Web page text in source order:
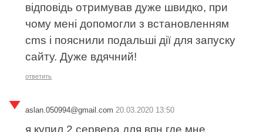
відповідь отримував дуже швидко, при
чому мені допомогли з встановленням
cms і пояснили подальші дії для запуску
сайту. Дуже вдячний!
ответить
aslan.050994@gmail.com 20.03.2020 13:50